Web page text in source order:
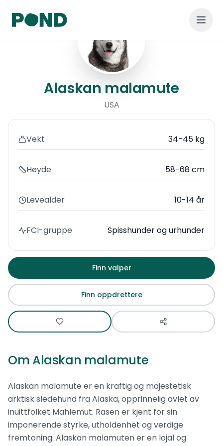
Alaskan malamute
Alaskan malamute
USA
Vekt 34-45 kg
Høyde 58-68 cm
Levealder 10-14 år
FCI-gruppe Spisshunder og urhunder
Finn valper
Finn oppdrettere
Om Alaskan malamute
Alaskan malamute er en kraftig og majestetisk
arktisk sledehund fra Alaska, opprinnelig avlet av
inuittfolket Mahlemut. Rasen er kjent for sin
imponerende styrke, utholdenhet og verdige
fremtoning. Alaskan malamuten er en lojal og